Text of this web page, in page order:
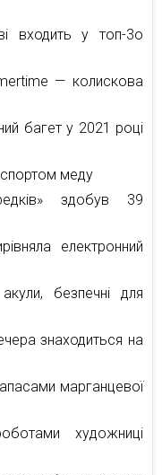
входить у топ-3о
— колискова
багет у 2021 році
меду
здобув 39
електронний
безпечні для
знаходиться на
марганцевої
художниці